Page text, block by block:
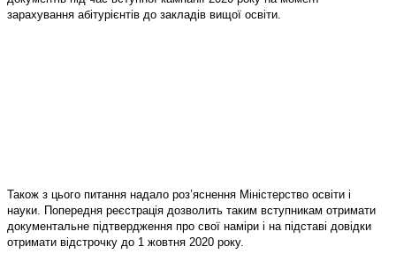
зарахування абітурієнтів до закладів вищої освіти.
Також з цього питання надало роз’яснення Міністерство освіти і
науки. Попередня реєстрація дозволить таким вступникам отримати
документальне підтвердження про свої наміри і на підставі довідки
отримати відстрочку до 1 жовтня 2020 року.